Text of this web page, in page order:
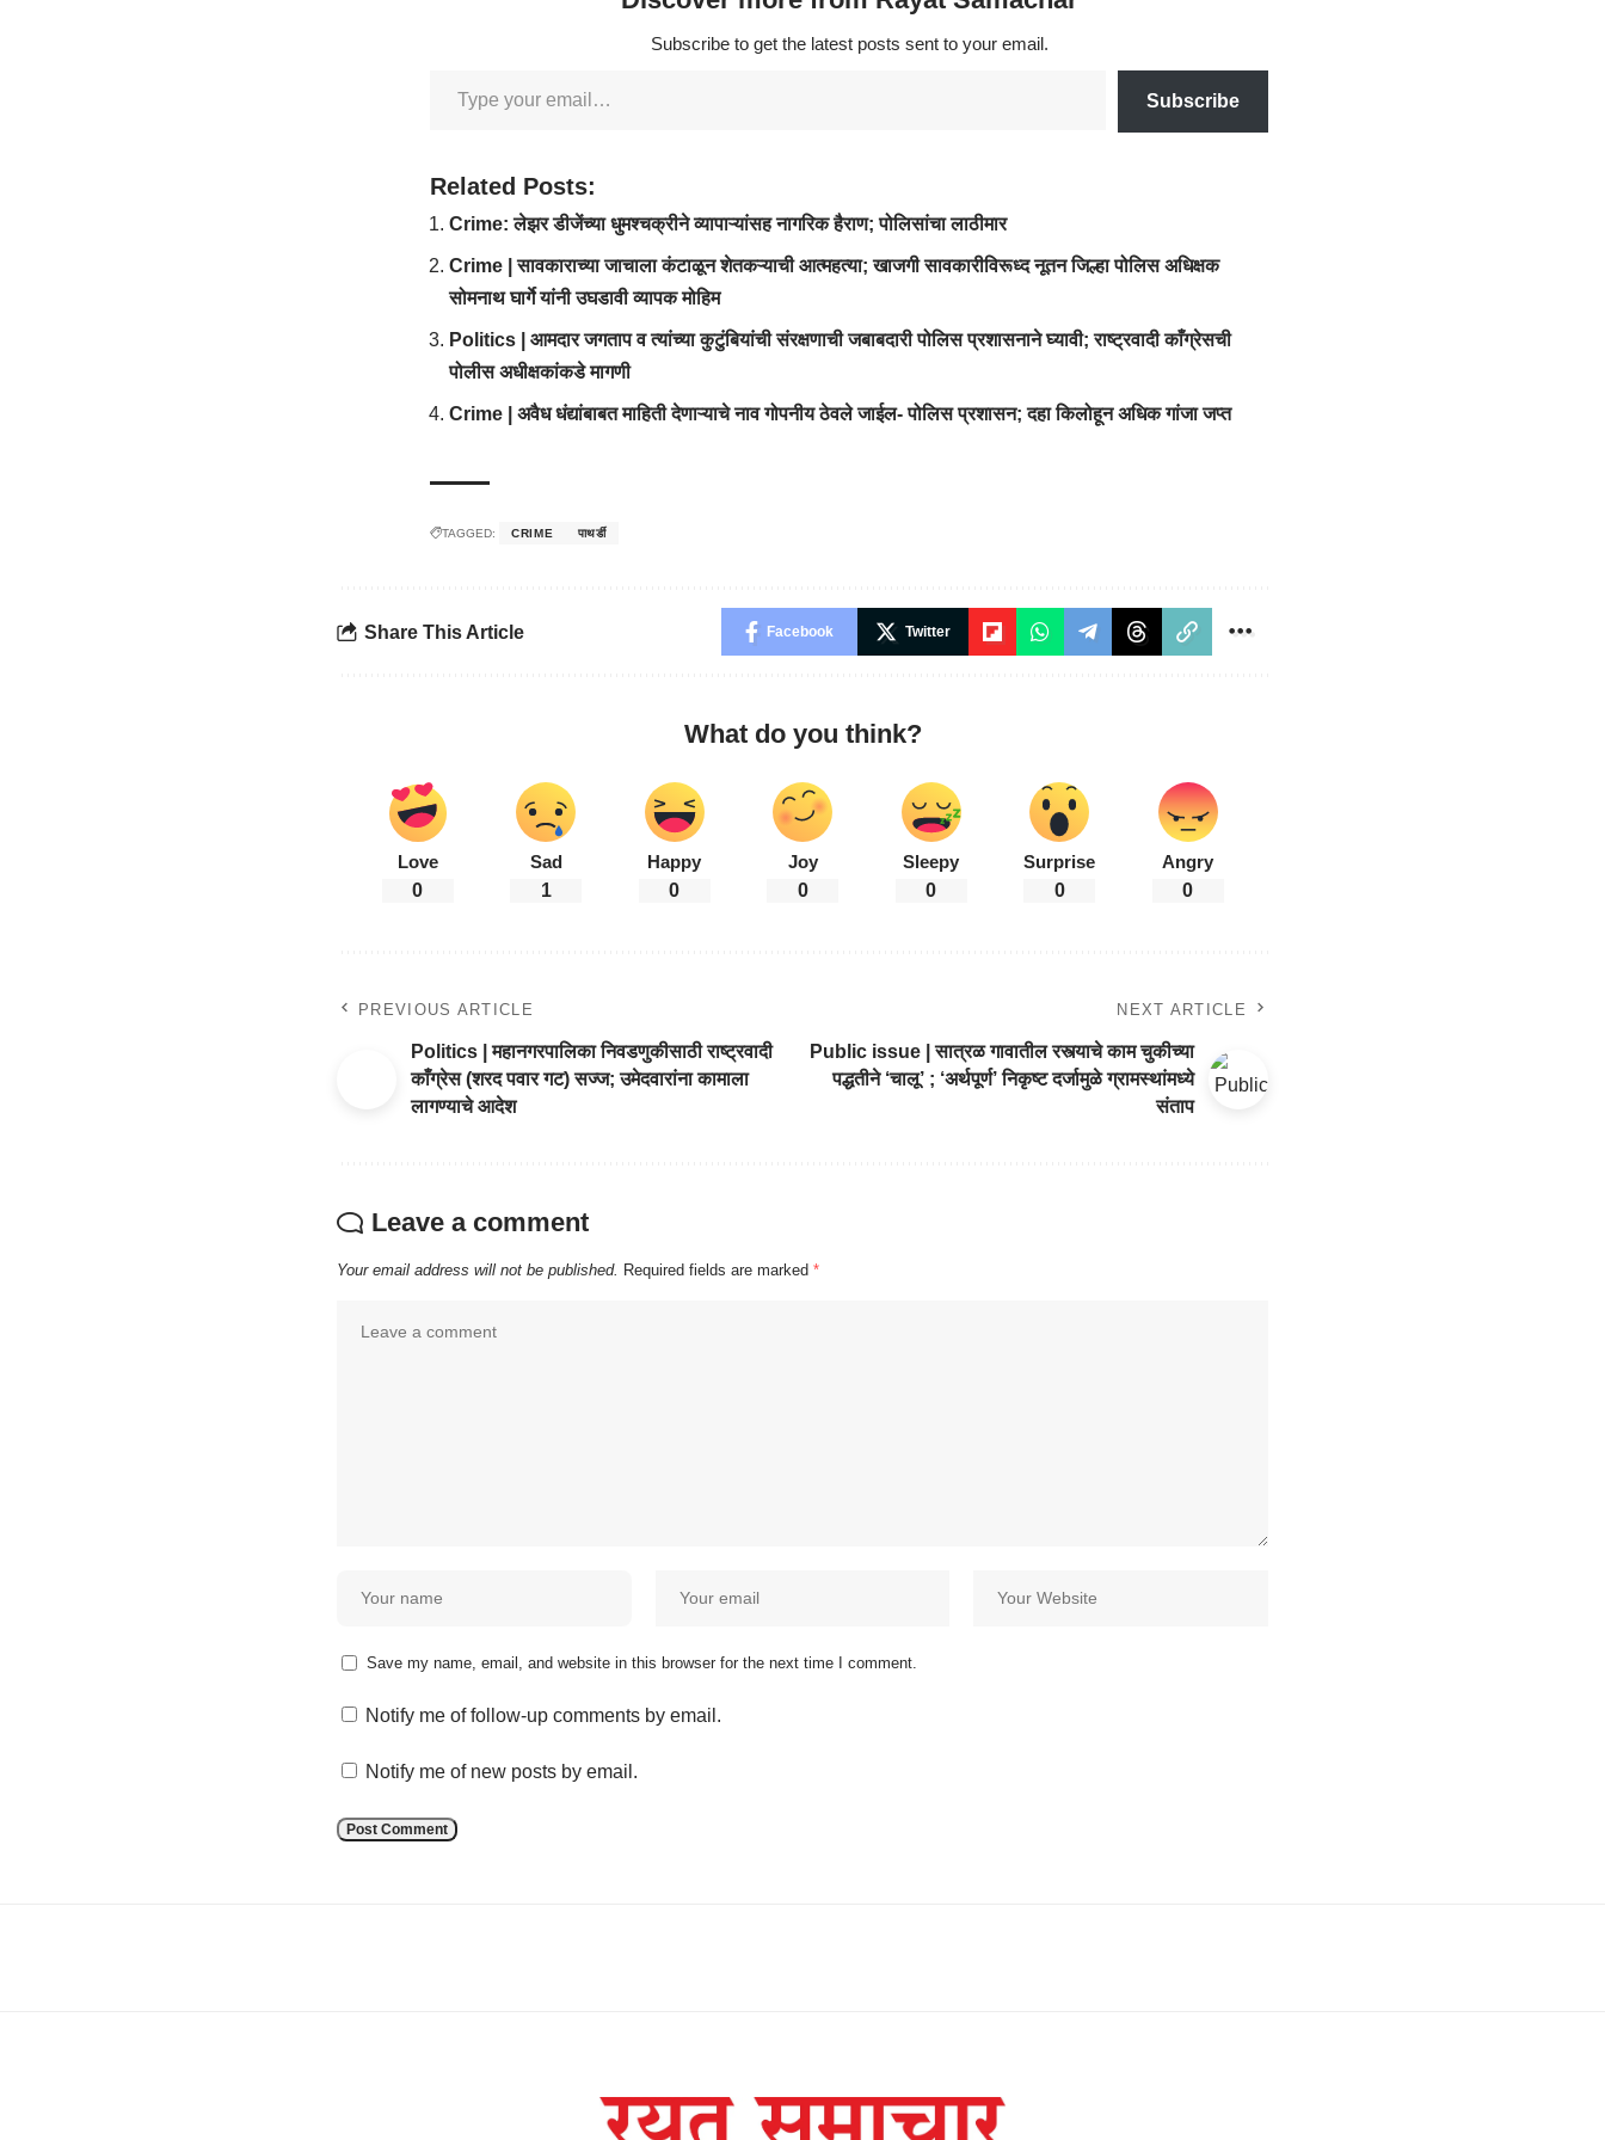
Subscribe to get the latest posts sent to your email.
Subscribe
Related Posts:
Crime: लेझर डीजेंच्या धुमश्चक्रीने व्यापाऱ्यांसह नागरिक हैराण; पोलिसांचा लाठीमार
Crime | सावकाराच्या जाचाला कंटाळून शेतकऱ्याची आत्महत्या; खाजगी सावकारीविरूध्द नूतन जिल्हा पोलिस अधिक्षक
सोमनाथ घार्गे यांनी उघडावी व्यापक मोहिम
Politics | आमदार जगताप व त्यांच्या कुटुंबियांची संरक्षणाची जबाबदारी पोलिस प्रशासनाने घ्यावी; राष्ट्रवादी काँग्रेसची
पोलीस अधीक्षकांकडे मागणी
Crime | अवैध धंद्यांबाबत माहिती देणाऱ्याचे नाव गोपनीय ठेवले जाईल- पोलिस प्रशासन; दहा किलोहून अधिक गांजा जप्त
TAGGED: CRIME पाथर्डी
Share This Article Facebook Twitter
What do you think?
Love
0
Sad
1
Happy
0
Joy
0
Sleepy
0
Surprise
0
Angry
0
PREVIOUS ARTICLE
Politics | महानगरपालिका निवडणुकीसाठी राष्ट्रवादी
काँग्रेस (शरद पवार गट) सज्ज; उमेदवारांना कामाला
लागण्याचे आदेश
NEXT ARTICLE
Public issue | सात्रळ गावातील रस्त्याचे काम चुकीच्या
पद्धतीने ‘चालू’ ; ‘अर्थपूर्ण’ निकृष्ट दर्जामुळे ग्रामस्थांमध्ये
संताप
Leave a comment
Your email address will not be published. Required fields are marked *
Save my name, email, and website in this browser for the next time I comment.
Notify me of follow-up comments by email.
Notify me of new posts by email.